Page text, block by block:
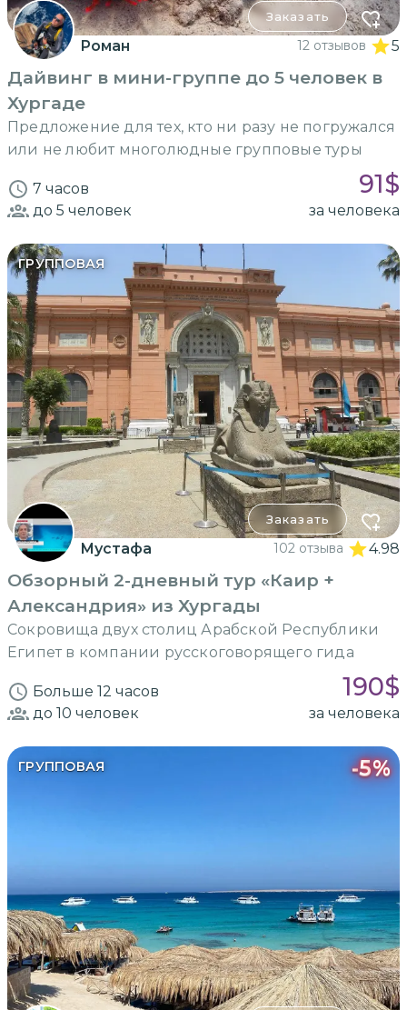
Заказать
Роман 12 отзывов 5
Дайвинг в мини-группе до 5 человек в
Хургаде
Предложение для тех, кто ни разу не погружался
или не любит многолюдные групповые туры
7 часов 91$
до 5 человек за человека
ГРУППОВАЯ
Заказать
Мустафа 102 отзыва 4.98
Обзорный 2-дневный тур «Каир +
Александрия» из Хургады
Сокровища двух столиц Арабской Республики
Египет в компании русскоговорящего гида
Больше 12 часов 190$
до 10 человек за человека
ГРУППОВАЯ -5%